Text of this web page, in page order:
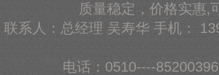
质量稳定，价格实惠,
联系人：总经理 吴寿华 手机：
电话：0510----